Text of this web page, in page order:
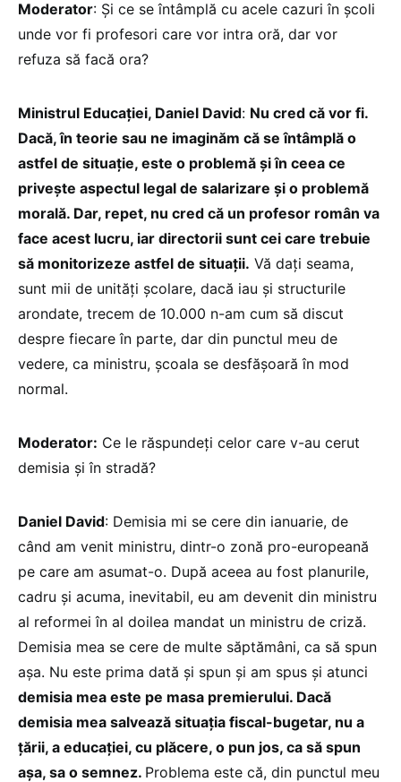
Moderator: Și ce se întâmplă cu acele cazuri în școli
unde vor fi profesori care vor intra oră, dar vor
refuza să facă ora?
Ministrul Educației, Daniel David: Nu cred că vor fi.
Dacă, în teorie sau ne imaginăm că se întâmplă o
astfel de situație, este o problemă și în ceea ce
privește aspectul legal de salarizare și o problemă
morală. Dar, repet, nu cred că un profesor român va
face acest lucru, iar directorii sunt cei care trebuie
să monitorizeze astfel de situații. Vă dați seama,
sunt mii de unități școlare, dacă iau și structurile
arondate, trecem de 10.000 n-am cum să discut
despre fiecare în parte, dar din punctul meu de
vedere, ca ministru, școala se desfășoară în mod
normal.
Moderator: Ce le răspundeți celor care v-au cerut
demisia și în stradă?
Daniel David: Demisia mi se cere din ianuarie, de
când am venit ministru, dintr-o zonă pro-europeană
pe care am asumat-o. După aceea au fost planurile,
cadru și acuma, inevitabil, eu am devenit din ministru
al reformei în al doilea mandat un ministru de criză.
Demisia mea se cere de multe săptămâni, ca să spun
așa. Nu este prima dată și spun și am spus și atunci
demisia mea este pe masa premierului. Dacă
demisia mea salvează situația fiscal-bugetar, nu a
țării, a educației, cu plăcere, o pun jos, ca să spun
așa, sa o semnez. Problema este că, din punctul meu